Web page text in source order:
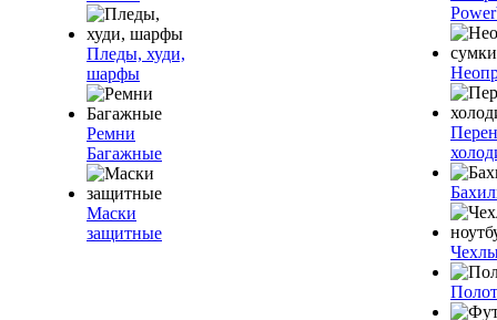
Пледы, худи,
шарфы
Ремни
Багажные
Маски
защитные